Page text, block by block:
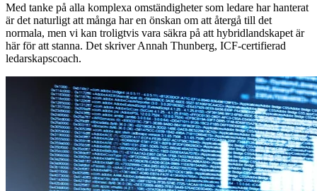
Med tanke på alla komplexa omständigheter som ledare har hanterat
är det naturligt att många har en önskan om att återgå till det
normala, men vi kan troligtvis vara säkra på att hybridlandskapet är
här för att stanna. Det skriver Annah Thunberg, ICF-certifierad
ledarskapscoach.